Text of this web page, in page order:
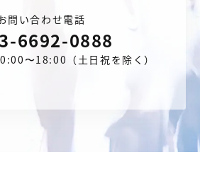
問い合わせ電話
6692-0888
〜18:00（土日祝を除く）